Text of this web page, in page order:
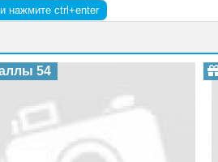
нажмите ctrl+enter
54